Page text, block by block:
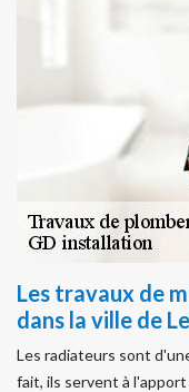
Les travaux de
dans la ville de
Les radiateurs sont
fait, ils servent à